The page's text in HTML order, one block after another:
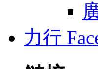
力行